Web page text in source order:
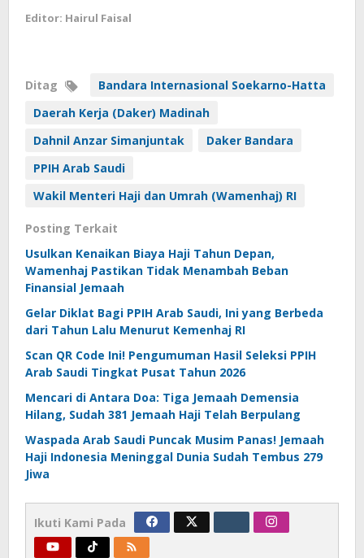
Editor: Hairul Faisal
Ditag
Bandara Internasional Soekarno-Hatta
Daerah Kerja (Daker) Madinah
Dahnil Anzar Simanjuntak
Daker Bandara
PPIH Arab Saudi
Wakil Menteri Haji dan Umrah (Wamenhaj) RI
Posting Terkait
Usulkan Kenaikan Biaya Haji Tahun Depan,
Wamenhaj Pastikan Tidak Menambah Beban
Finansial Jemaah
Gelar Diklat Bagi PPIH Arab Saudi, Ini yang Berbeda
dari Tahun Lalu Menurut Kemenhaj RI
Scan QR Code Ini! Pengumuman Hasil Seleksi PPIH
Arab Saudi Tingkat Pusat Tahun 2026
Mencari di Antara Doa: Tiga Jemaah Demensia
Hilang, Sudah 381 Jemaah Haji Telah Berpulang
Waspada Arab Saudi Puncak Musim Panas! Jemaah
Haji Indonesia Meninggal Dunia Sudah Tembus 279
Jiwa
Ikuti Kami Pada